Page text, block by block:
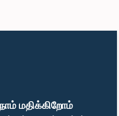
மதிக்கிறோம்